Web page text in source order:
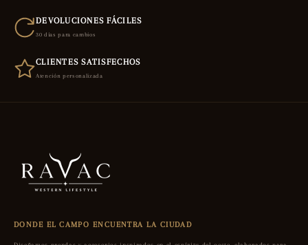
DEVOLUCIONES FÁCILES
30 días para cambios
CLIENTES SATISFECHOS
Atención personalizada
DONDE EL CAMPO ENCUENTRA LA CIUDAD